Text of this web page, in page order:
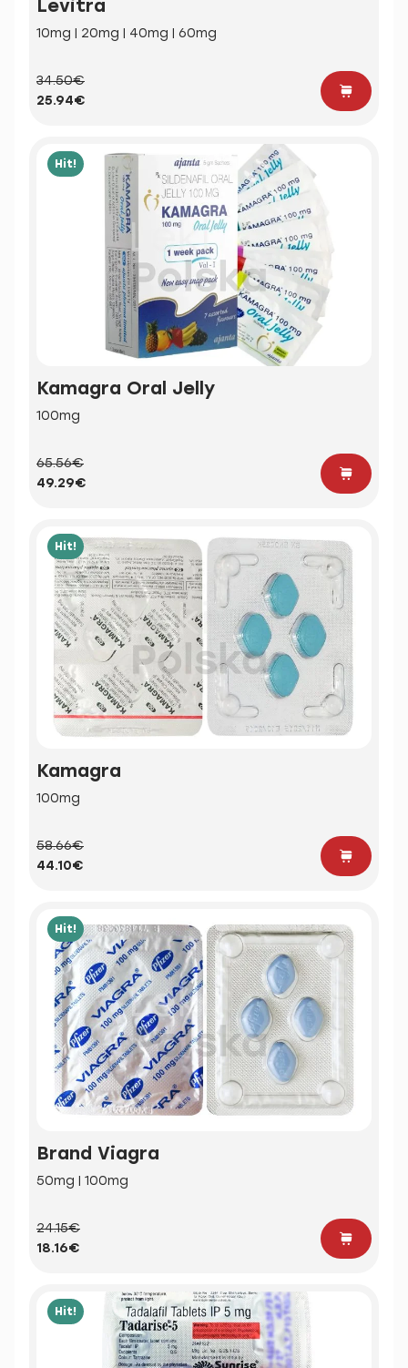
Levitra
10mg | 20mg | 40mg | 60mg
34.50€
25.94€
Hit!
Kamagra Oral Jelly
100mg
65.56€
49.29€
Hit!
Kamagra
100mg
58.66€
44.10€
Hit!
Brand Viagra
50mg | 100mg
24.15€
18.16€
Hit!